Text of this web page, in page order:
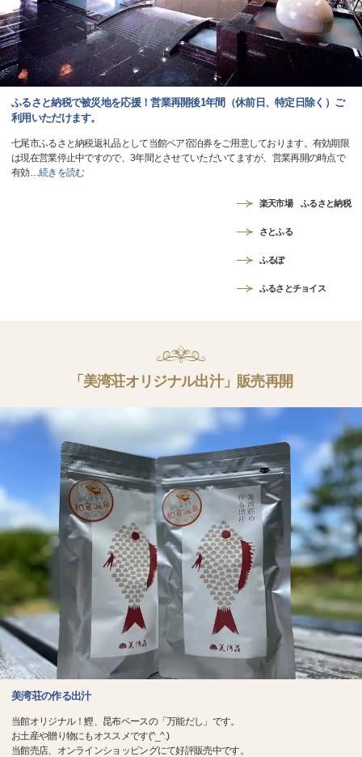
ふるさと納税で被災地を応援！営業再開後1年間（休前日、特定日除く）ご
利用いただけます。
七尾市ふるさと納税返礼品として当館ペア宿泊券をご用意しております。有効期限
は現在営業停止中ですので、3年間とさせていただいてますが、営業再開の時点で
有効…続きを読む
楽天市場 ふるさと納税
さとふる
ふるぽ
ふるさとチョイス
「美湾荘オリジナル出汁」販売再開
美湾荘の作る出汁
当館オリジナル！鰹、昆布ベースの「万能だし」です。
お土産や贈り物にもオススメです(^_^.)
当館売店、オンラインショッピングにて好評販売中です。